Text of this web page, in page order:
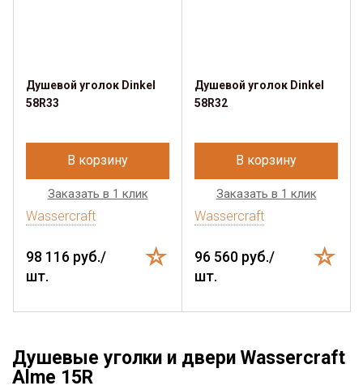
Душевой уголок Dinkel
58R33
В корзину
Заказать в 1 клик
Wassercraft
98 116 руб./
шт.
Душевой уголок Dinkel
58R32
В корзину
Заказать в 1 клик
Wassercraft
96 560 руб./
шт.
Душевые уголки и двери Wassercraft
Alme 15R